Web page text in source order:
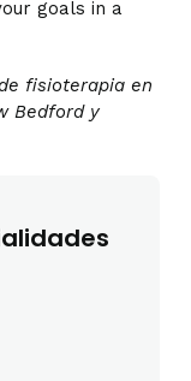
goals in a
fisioterapia en
Bedford y